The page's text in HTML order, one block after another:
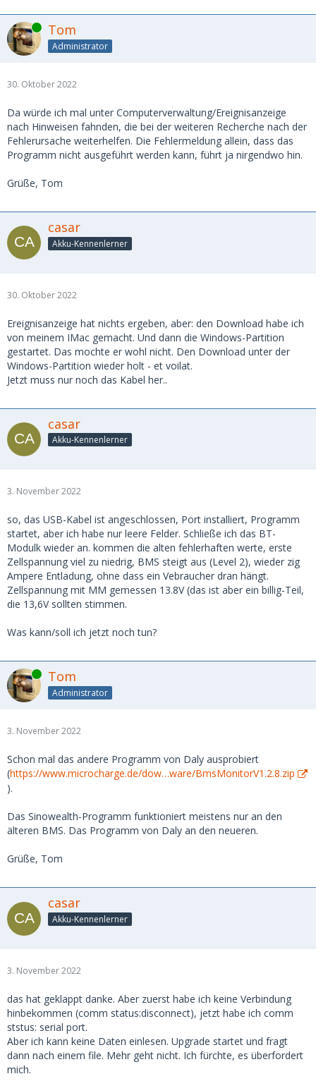
Online Tom
Administrator
30. Oktober 2022
Da würde ich mal unter Computerverwaltung/Ereignisanzeige
nach Hinweisen fahnden, die bei der weiteren Recherche nach der
Fehlerursache weiterhelfen. Die Fehlermeldung allein, dass das
Programm nicht ausgeführt werden kann, führt ja nirgendwo hin.
Grüße, Tom
casar
Akku-Kennenlerner
30. Oktober 2022
Ereignisanzeige hat nichts ergeben, aber: den Download habe ich
von meinem IMac gemacht. Und dann die Windows-Partition
gestartet. Das mochte er wohl nicht. Den Download unter der
Windows-Partition wieder holt - et voilat.
Jetzt muss nur noch das Kabel her..
casar
Akku-Kennenlerner
3. November 2022
so, das USB-Kabel ist angeschlossen, Port installiert, Programm
startet, aber ich habe nur leere Felder. Schließe ich das BT-
Modulk wieder an. kommen die alten fehlerhaften werte, erste
Zellspannung viel zu niedrig, BMS steigt aus (Level 2), wieder zig
Ampere Entladung, ohne dass ein Vebraucher dran hängt.
Zellspannung mit MM gemessen 13.8V (das ist aber ein billig-Teil,
die 13,6V sollten stimmen.
Was kann/soll ich jetzt noch tun?
Online Tom
Administrator
3. November 2022
Schon mal das andere Programm von Daly ausprobiert
(https://www.microcharge.de/dow…ware/BmsMonitorV1.2.8.zip
).
Das Sinowealth-Programm funktioniert meistens nur an den
älteren BMS. Das Programm von Daly an den neueren.
Grüße, Tom
casar
Akku-Kennenlerner
3. November 2022
das hat geklappt danke. Aber zuerst habe ich keine Verbindung
hinbekommen (comm status:disconnect), jetzt habe ich comm
ststus: serial port.
Aber ich kann keine Daten einlesen. Upgrade startet und fragt
dann nach einem file. Mehr geht nicht. Ich fürchte, es überfordert
mich.